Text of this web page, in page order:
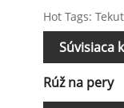
Hot Tags:
Súvisiaca
Rúž na pery